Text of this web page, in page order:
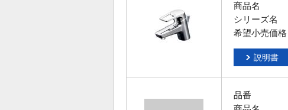
商品名
シリーズ名
希望小売価格
説明書
品番